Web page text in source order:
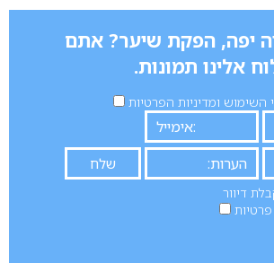
יפה, הפקת שיער? אתם
אלינו תמונות.
ומדיניות הפרטיות
דיוור